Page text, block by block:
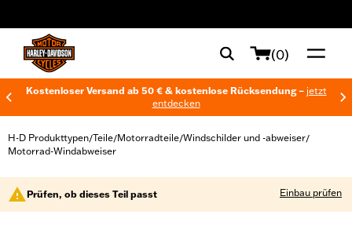
(0)
Kostenloser Versand ab 50 € & kostenlose Rücksendung – jetzt
entdecken
H-D Produkttypen/Teile/Motorradteile/Windschilder und -abweiser/
Motorrad-Windabweiser
Prüfen, ob dieses Teil passt Einbau prüfen